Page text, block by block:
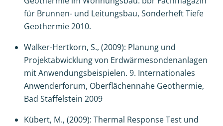
für Brunnen- und Leitungsbau, Sonderheft Tiefe
Geothermie 2010.
Walker-Hertkorn, S., (2009): Planung und
Projektabwicklung von Erdwärmesondenanlagen
mit Anwendungsbeispielen. 9. Internationales
Anwenderforum, Oberflächennahe Geothermie,
Bad Staffelstein 2009
Kübert, M., (2009): Thermal Response Test und